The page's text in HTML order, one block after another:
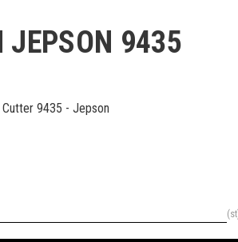
9435
9435 - Jepson
st